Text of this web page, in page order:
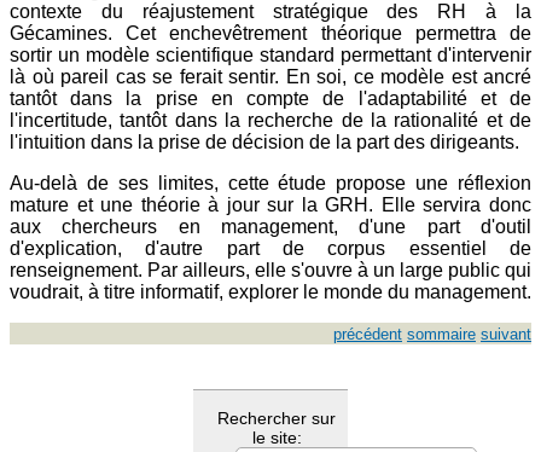
contexte du réajustement stratégique des RH à la
Gécamines. Cet enchevêtrement théorique permettra de
sortir un modèle scientifique standard permettant d'intervenir
là où pareil cas se ferait sentir. En soi, ce modèle est ancré
tantôt dans la prise en compte de l'adaptabilité et de
l'incertitude, tantôt dans la recherche de la rationalité et de
l'intuition dans la prise de décision de la part des dirigeants.
Au-delà de ses limites, cette étude propose une réflexion
mature et une théorie à jour sur la GRH. Elle servira donc
aux chercheurs en management, d'une part d'outil
d'explication, d'autre part de corpus essentiel de
renseignement. Par ailleurs, elle s'ouvre à un large public qui
voudrait, à titre informatif, explorer le monde du management.
précédent sommaire suivant
Rechercher sur
le site: